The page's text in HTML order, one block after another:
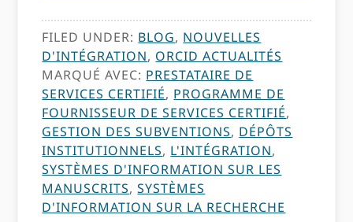
FILED UNDER: BLOG, NOUVELLES
D'INTÉGRATION, ORCID ACTUALITÉS
MARQUÉ AVEC: PRESTATAIRE DE
SERVICES CERTIFIÉ, PROGRAMME DE
FOURNISSEUR DE SERVICES CERTIFIÉ,
GESTION DES SUBVENTIONS, DÉPÔTS
INSTITUTIONNELS, L'INTÉGRATION,
SYSTÈMES D'INFORMATION SUR LES
MANUSCRITS,SYSTÈMES
D'INFORMATION SUR LA RECHERCHE